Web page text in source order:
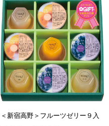
＜新宿高野＞フルーツゼリー９入